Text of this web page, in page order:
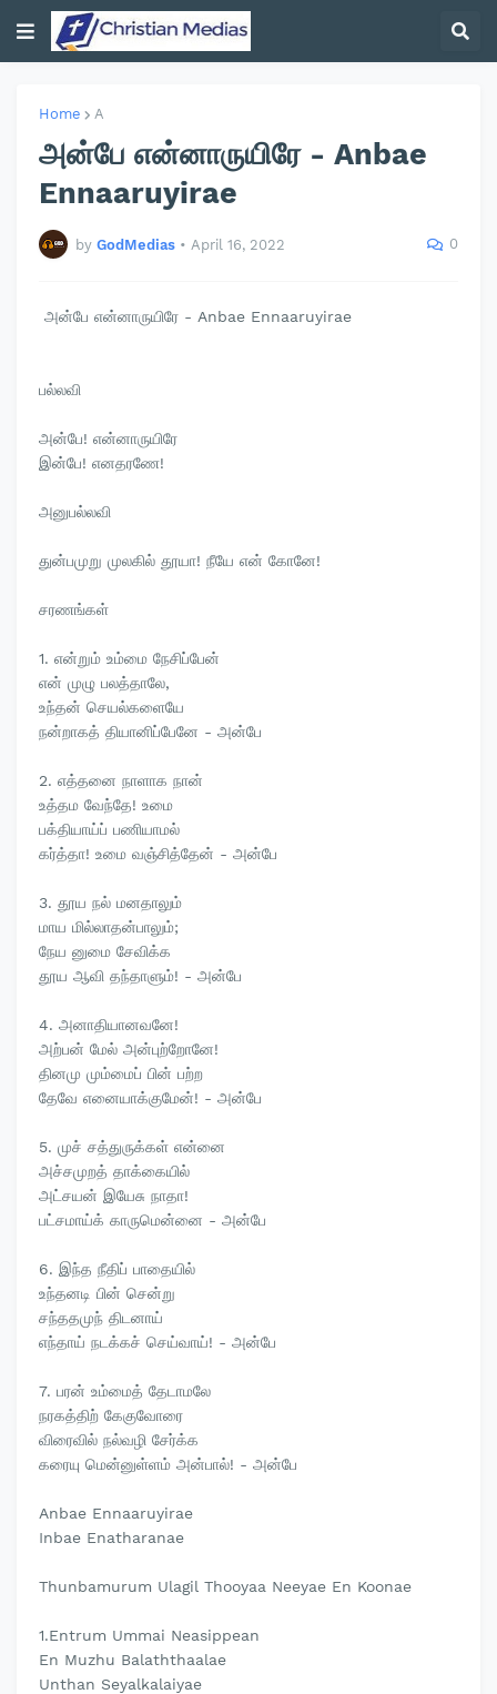
Home A
அன்பே என்னாருயிரே - Anbae
Ennaaruyirae
by GodMedias • April 16, 2022 0
அன்பே என்னாருயிரே - Anbae Ennaaruyirae
பல்லவி
அன்பே! என்னாருயிரே
இன்பே! எனதரணே!
அனுபல்லவி
துன்பமுறு முலகில் தூயா! நீயே என் கோனே!
சரணங்கள்
1. என்றும் உம்மை நேசிப்பேன்
என் முழு பலத்தாலே,
உந்தன் செயல்களையே
நன்றாகத் தியானிப்பேனே - அன்பே
2. எத்தனை நாளாக நான்
உத்தம வேந்தே! உமை
பக்தியாய்ப் பணியாமல்
கர்த்தா! உமை வஞ்சித்தேன் - அன்பே
3. தூய நல் மனதாலும்
மாய மில்லாதன்பாலும்;
நேய னுமை சேவிக்க
தூய ஆவி தந்தாளும்! - அன்பே
4. அனாதியானவனே!
அற்பன் மேல் அன்புற்றோனே!
தினமு மும்மைப் பின் பற்ற
தேவே எனையாக்குமேன்! - அன்பே
5. முச் சத்துருக்கள் என்னை
அச்சமுறத் தாக்கையில்
அட்சயன் இயேசு நாதா!
பட்சமாய்க் காருமென்னை - அன்பே
6. இந்த நீதிப் பாதையில்
உந்தனடி பின் சென்று
சந்ததமுந் திடனாய்
எந்தாய் நடக்கச் செய்வாய்! - அன்பே
7. பரன் உம்மைத் தேடாமலே
நரகத்திற் கேகுவோரை
விரைவில் நல்வழி சேர்க்க
கரையு மென்னுள்ளம் அன்பால்! - அன்பே
Anbae Ennaaruyirae
Inbae Enatharanae
Thunbamurum Ulagil Thooyaa Neeyae En Koonae
1.Entrum Ummai Neasippean
En Muzhu Balaththaalae
Unthan Seyalkalaiyae